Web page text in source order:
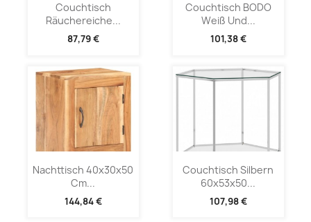
Couchtisch
Räuchereiche...
87,79 €
Couchtisch BODO
Weiß Und...
101,38 €
Nachttisch 40x30x50
Cm...
144,84 €
Couchtisch Silbern
60x53x50...
107,98 €